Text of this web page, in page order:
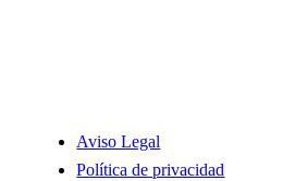
Aviso Legal
Política de privacidad